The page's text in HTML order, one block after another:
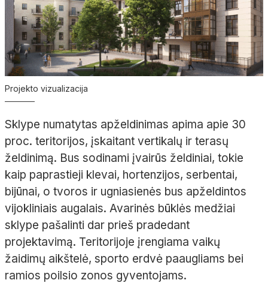
Projekto vizualizacija
Sklype numatytas apželdinimas apima apie 30
proc. teritorijos, įskaitant vertikalų ir terasų
želdinimą. Bus sodinami įvairūs želdiniai, tokie
kaip paprastieji klevai, hortenzijos, serbentai,
bijūnai, o tvoros ir ugniasienės bus apželdintos
vijokliniais augalais. Avarinės būklės medžiai
sklype pašalinti dar prieš pradedant
projektavimą. Teritorijoje įrengiama vaikų
žaidimų aikštelė, sporto erdvė paaugliams bei
ramios poilsio zonos gyventojams.